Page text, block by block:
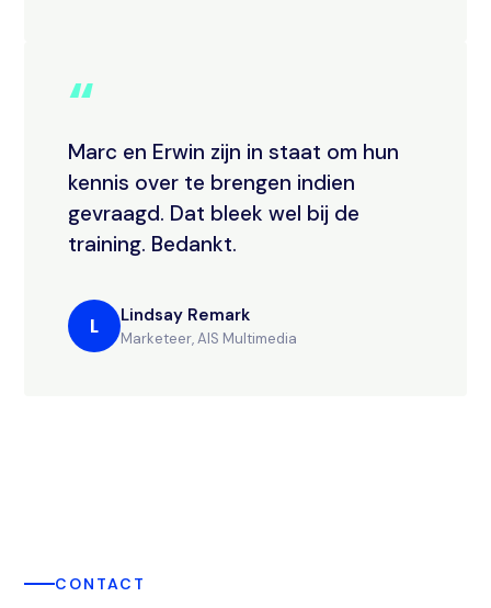
“
Marc en Erwin zijn in staat om hun
kennis over te brengen indien
gevraagd. Dat bleek wel bij de
training. Bedankt.
L Lindsay Remark
Marketeer, AIS Multimedia
CONTACT